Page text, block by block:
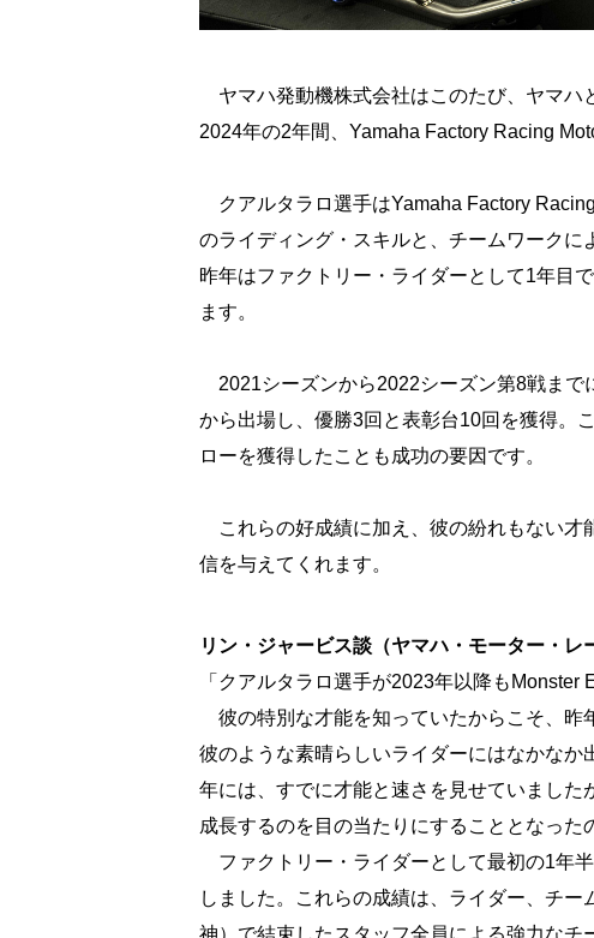
ヤマハ発動機株式会社はこのたび、ヤマハ
2024年の2年間、Yamaha Factory Racing
クアルタラロ選手はYamaha Factory
のライディング・スキルと、チームワークに
昨年はファクトリー・ライダーとして1年目
ます。
2021シーズンから2022シーズン第8戦まで
から出場し、優勝3回と表彰台10回を獲得。
ローを獲得したことも成功の要因です。
これらの好成績に加え、彼の紛れもない才
信を与えてくれます。
リン・ジャービス談（ヤマハ・モーター・レ
「クアルタラロ選手が2023年以降も
彼の特別な才能を知っていたからこそ、昨
彼のような素晴らしいライダーにはなかな
年には、すでに才能と速さを見せていまし
成長するのを目の当たりにすることとなった
ファクトリー・ライダーとして最初の1年
しました。これらの成績は、ライダー、チ